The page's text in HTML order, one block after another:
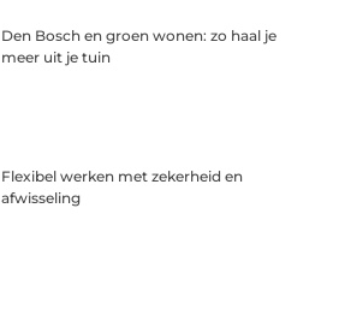
Den Bosch en groen wonen: zo haal je
meer uit je tuin
Flexibel werken met zekerheid en
afwisseling